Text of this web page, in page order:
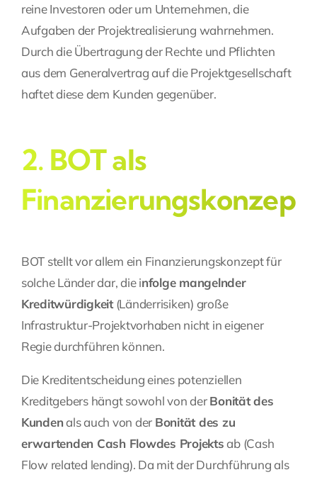
reine Investoren oder um Unternehmen, die
Aufgaben der Projektrealisierung wahrnehmen.
Durch die Übertragung der Rechte und Pflichten
aus dem Generalvertrag auf die Projektgesellschaft
haftet diese dem Kunden gegenüber.
2. BOT als
Finanzierungskonzept
BOT stellt vor allem ein Finanzierungskonzept für
solche Länder dar, die infolge mangelnder
Kreditwürdigkeit(Länderrisiken) große
Infrastruktur-Projektvorhaben nicht in eigener
Regie durchführen können.
Die Kreditentscheidung eines potenziellen
Kreditgebers hängt sowohl von derBonität des
Kundenals auch von der Bonität des zu
erwartenden Cash Flowdes Projektsab (Cash
Flow related lending). Da mit der Durchführung als